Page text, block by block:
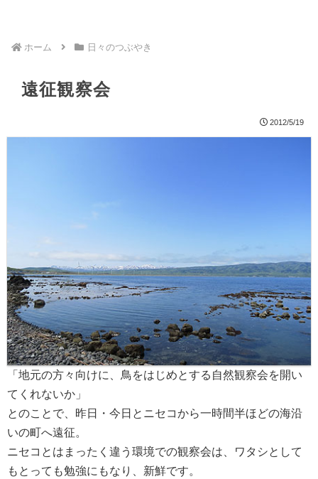
ホーム 日々のつぶやき
遠征観察会
2012/5/19
「地元の方々向けに、鳥をはじめとする自然観察会を開い
てくれないか」
とのことで、昨日・今日とニセコから一時間半ほどの海沿
いの町へ遠征。
ニセコとはまったく違う環境での観察会は、ワタシとして
もとっても勉強にもなり、新鮮です。